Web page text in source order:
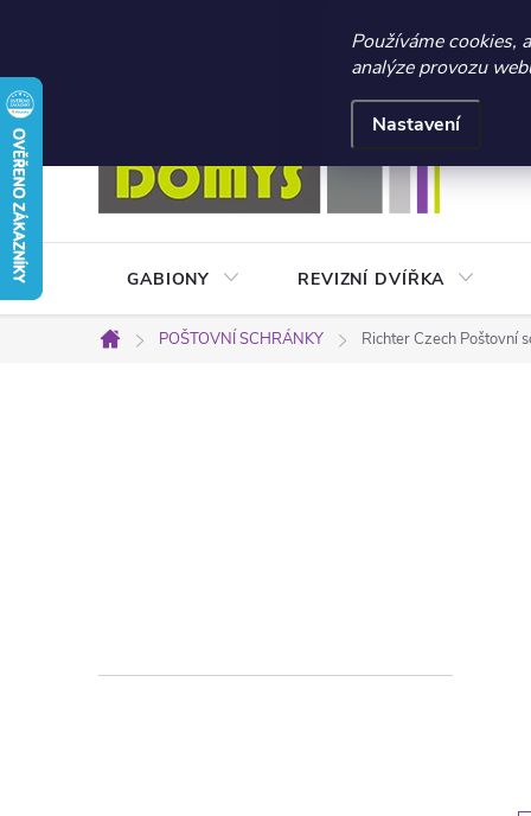
☀️ LETNÍ AKCE
Používáme cookies,
analýze provozu
Nastavení
Přejít
na
obsah
Obchodní podmínky
GABIONY REVIZNÍ DVÍŘKA
Domů
POŠTOVNÍ SCHRÁNKY Richter Czech Poštovní
r